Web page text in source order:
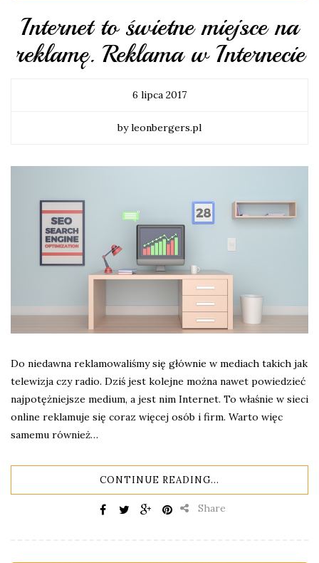
Internet to świetne miejsce na
reklamę. Reklama w Internecie
6 lipca 2017
by leonbergers.pl
Do niedawna reklamowaliśmy się głównie w mediach takich jak
telewizja czy radio. Dziś jest kolejne można nawet powiedzieć
najpotężniejsze medium, a jest nim Internet. To właśnie w sieci
online reklamuje się coraz więcej osób i firm. Warto więc
samemu również…
CONTINUE READING...
Share